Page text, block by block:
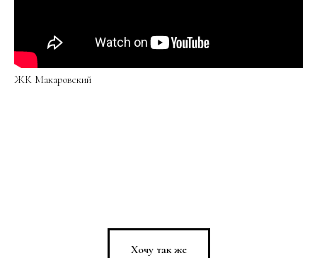
ЖК Макаровский
Хочу так же